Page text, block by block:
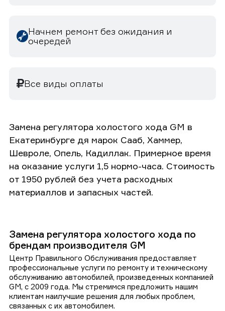
Начнем ремонт без ожидания и
очередей
Все виды оплаты
Замена регулятора холостого хода GM в
Екатеринбурге дя марок Сааб, Хаммер,
Шевроле, Опель, Кадиллак. Примерное время
на оказание услуги 1,5 нормо-часа. Стоимость
от 1950 рублей без учета расходных
материаллов и запасных частей.
Замена регулятора холостого хода по
брендам производителя GM
Центр Правильного Обслуживания предоставляет
профессиональные услуги по ремонту и техническому
обслуживанию автомобилей, произведенных компанией
GM, с 2009 года. Мы стремимся предложить нашим
клиентам наилучшие решения для любых проблем,
связанных с их автомобилем.